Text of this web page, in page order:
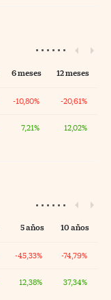
6 meses 12 meses
-10,80% -20,61%
7,21% 12,02%
5 años 10 años
-45,33% -74,79%
12,38% 37,34%